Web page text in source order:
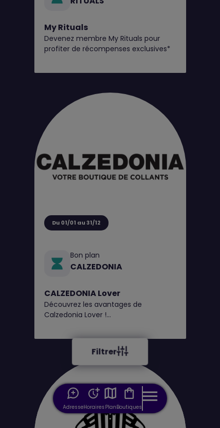
AdresseHoraires PlanBoutiques
Filtrer
My Rituals
Devenez membre My Rituals pour
profiter de récompenses exclusives*
Du 01/01 au 31/12
Bon plan
CALZEDONIA
CALZEDONIA Lover
Découvrez les avantages de
Calzedonia Lover !